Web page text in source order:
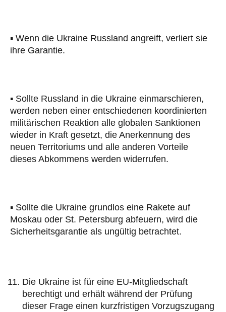
▪️ Wenn die Ukraine Russland angreift, verliert sie
ihre Garantie.
▪️ Sollte Russland in die Ukraine einmarschieren,
werden neben einer entschiedenen koordinierten
militärischen Reaktion alle globalen Sanktionen
wieder in Kraft gesetzt, die Anerkennung des
neuen Territoriums und alle anderen Vorteile
dieses Abkommens werden widerrufen.
▪️ Sollte die Ukraine grundlos eine Rakete auf
Moskau oder St. Petersburg abfeuern, wird die
Sicherheitsgarantie als ungültig betrachtet.
Die Ukraine ist für eine EU-Mitgliedschaft
berechtigt und erhält während der Prüfung
dieser Frage einen kurzfristigen Vorzugszugang